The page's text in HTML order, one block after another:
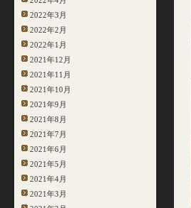
2022年3月
2022年2月
2022年1月
2021年12月
2021年11月
2021年10月
2021年9月
2021年8月
2021年7月
2021年6月
2021年5月
2021年4月
2021年3月